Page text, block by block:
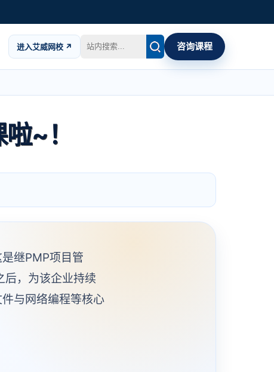
进入艾威网校 ↗ 咨询课程
~！
继PMP项目管
后，为该企业持续
与网络编程等核心